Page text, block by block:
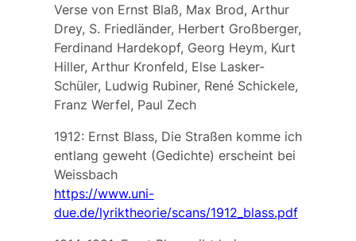
Verse von Ernst Blaß, Max Brod, Arthur
Drey, S. Friedländer, Herbert Großberger,
Ferdinand Hardekopf, Georg Heym, Kurt
Hiller, Arthur Kronfeld, Else Lasker-
Schüler, Ludwig Rubiner, René Schickele,
Franz Werfel, Paul Zech
1912: Ernst Blass, Die Straßen komme ich
entlang geweht (Gedichte) erscheint bei
Weissbach
https://www.uni-
due.de/lyriktheorie/scans/1912_blass.pdf